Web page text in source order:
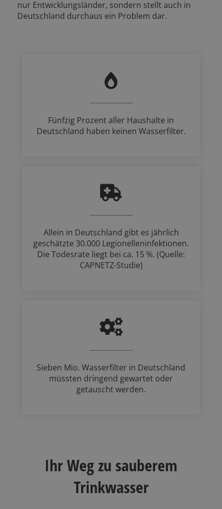
nur Entwicklungsländer, sondern stellt auch in
Deutschland durchaus ein Problem dar.
Fünfzig Prozent aller Haushalte in
Deutschland haben keinen Wasserfilter.
Allein in Deutschland gibt es jährlich
geschätzte 30.000 Legionelleninfektionen.
Die Todesrate liegt bei ca. 15 %. (Quelle:
CAPNETZ-Studie)
Sieben Mio. Wasserfilter in Deutschland
müssten dringend gewartet oder
getauscht werden.
Ihr Weg zu sauberem
Trinkwasser